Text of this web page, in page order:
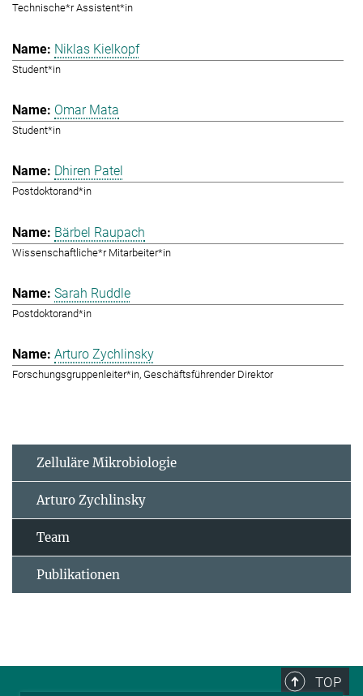
Technische*r Assistent*in
Niklas Kielkopf
Student*in
Omar Mata
Student*in
Dhiren Patel
Postdoktorand*in
Bärbel Raupach
Wissenschaftliche*r Mitarbeiter*in
Sarah Ruddle
Postdoktorand*in
Arturo Zychlinsky
Forschungsgruppenleiter*in, Geschäftsführender Direktor
Zelluläre Mikrobiologie
Arturo Zychlinsky
Team
Publikationen
TOP